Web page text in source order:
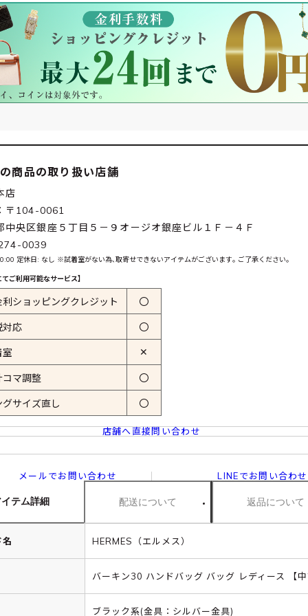
商品の取り扱い店舗
店
〒104-0061
中央区銀座５丁目５－９オージオ銀座ビル１Ｆ－４Ｆ
0039
定休日: なし ※試着室がない為､取寄せできないアイテムがございます｡ ご了承ください｡
ご利用可能なサービス】
利ショッピングクレジット 〇
対応 〇
室 ✕
コマ調整 〇
グサイズ直し 〇
店舗へ直接問い合わせ
メールでお問い合わせ LINEでお問い合わせ
テム詳細 配送について 返品について
HERMES（エルメス）
バーキン30 ハンドバッグ バッグ レディース 【
ブラック系(金具：シルバー金具)